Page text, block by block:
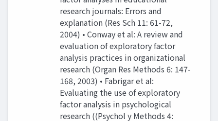
research journals: Errors and
explanation (Res Sch 11: 61-72,
2004) • Conway et al: A review and
evaluation of exploratory factor
analysis practices in organizational
research (Organ Res Methods 6: 147-
168, 2003) • Fabrigar et al:
Evaluating the use of exploratory
factor analysis in psychological
research ((Psychol y Methods 4: